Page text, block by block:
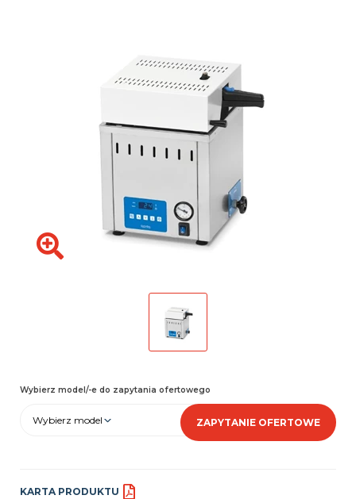
Wybierz model/-e do zapytania ofertowego
Wybierz model ZAPYTANIE OFERTOWE
KARTA PRODUKTU